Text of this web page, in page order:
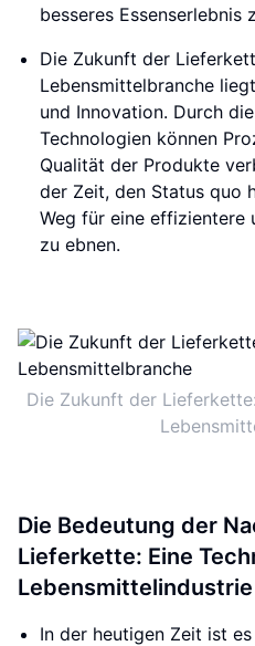
besseres Essenserlebnis
Die Zukunft der
Lebensmittelbranche
und Innovation. Durch
Technologien können
Qualität der Produkte
der Zeit, den Status quo
Weg für eine effizientere
zu ebnen.
Die Zukunft der
Die Bedeutung der
Lieferkette: Eine
In der heutigen Zeit ist